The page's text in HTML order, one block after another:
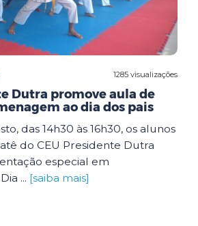
1285 visualizações
Dutra promove aula de
ao dia dos pais
das 14h30 às 16h30, os alunos
do CEU Presidente Dutra
especial em
... [saiba mais]